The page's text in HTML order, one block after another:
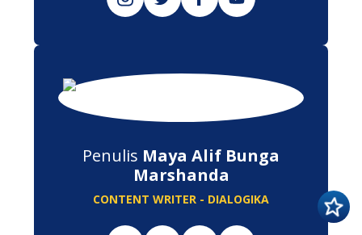
Penulis Maya Alif Bunga
Marshanda
CONTENT WRITER - DIALOGIKA